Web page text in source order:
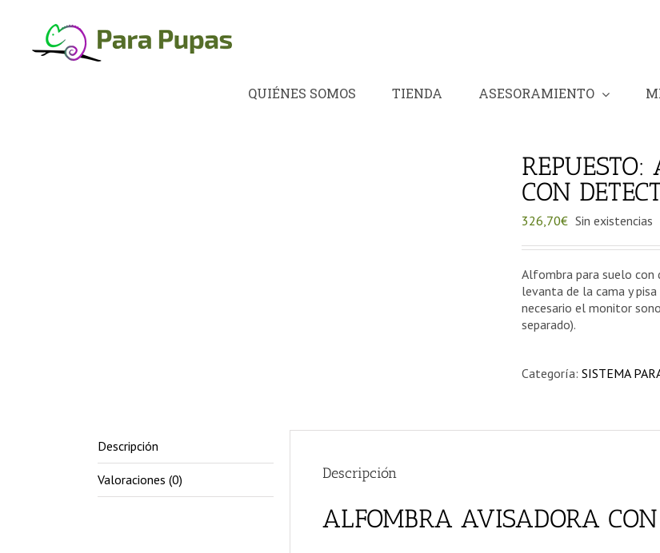
contenido
QUIÉNES SOMOS TIENDA ASESORAMIENTO
CON
326,70€ Sin existencias
Alfombra para suelo con
levanta de la cama y
necesario el monitor
separado).
Categoría: SISTEMA
Descripción
Valoraciones (0) Descripción
ALFOMBRA AVISADORA CON